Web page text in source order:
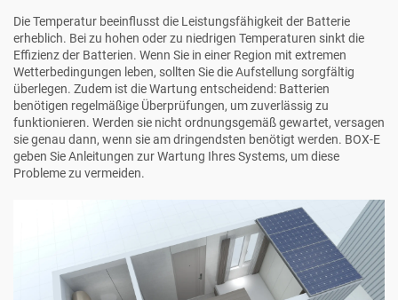
Die Temperatur beeinflusst die Leistungsfähigkeit der Batterie
erheblich. Bei zu hohen oder zu niedrigen Temperaturen sinkt die
Effizienz der Batterien. Wenn Sie in einer Region mit extremen
Wetterbedingungen leben, sollten Sie die Aufstellung sorgfältig
überlegen. Zudem ist die Wartung entscheidend: Batterien
benötigen regelmäßige Überprüfungen, um zuverlässig zu
funktionieren. Werden sie nicht ordnungsgemäß gewartet, versagen
sie genau dann, wenn sie am dringendsten benötigt werden. BOX-E
geben Sie Anleitungen zur Wartung Ihres Systems, um diese
Probleme zu vermeiden.